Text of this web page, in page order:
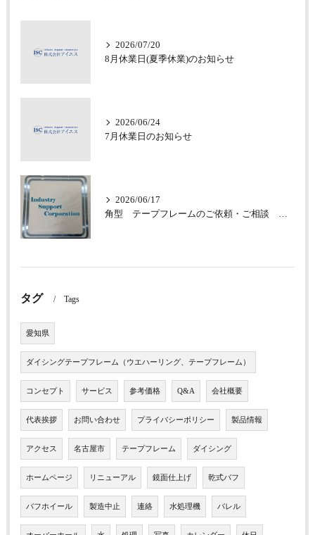
2026/07/20
8月休業日(夏季休業)のお知らせ
2026/06/24
7月休業日のお知らせ
2026/06/17
角型 テープフレームのご依頼・ご相談 承っております
タグ Tags
愛知県
ダイシングテープフレーム（ウエハーリング、テープフレーム）
コンセプト サービス 参考価格 Q&A 会社概要
代表挨拶 お問い合わせ プライバシーポリシー 製品情報
アクセス 名古屋市 テープフレーム ダイシング
ホームページ リニューアル 鏡面仕上げ 乾式バフ
バフホイール 製造中止 連絡 水処理機 バレル